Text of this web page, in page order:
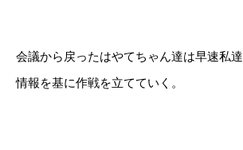
会議から戻ったはやてちゃん達は早速私
情報を基に作戦を立てていく。